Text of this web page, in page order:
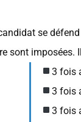
se
sont imposées.
3 fois
3 fois
3 fois